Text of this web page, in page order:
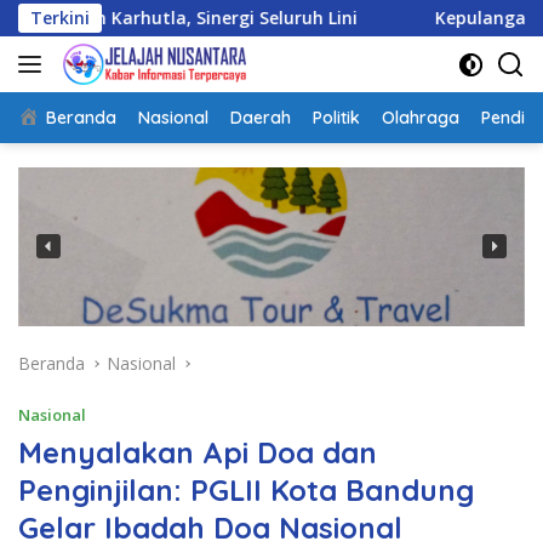
Langsung
ke
konten
Terkini
Sinergi Seluruh Lini Kepulangan Satgas Kizi TNI
Beranda Nasional Daerah Politik Olahraga
Beranda Nasional
Nasional
Menyalakan Api Doa dan
Penginjilan: PGLII Kota Bandung
Gelar Ibadah Doa Nasional